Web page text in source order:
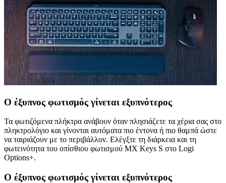
Ο έξυπνος φωτισμός γίνεται εξυπνότερος
Τα φωτιζόμενα πλήκτρα ανάβουν όταν πλησιάζετε τα χέρια σας στο
πληκτρολόγιο και γίνονται αυτόματα πιο έντονα ή πιο θαμπά ώστε
να ταιριάζουν με το περιβάλλον. Ελέγξτε τη διάρκεια και τη
φωτεινότητα του οπίσθιου φωτισμού MX Keys S στο Logi
Options+.
Ο έξυπνος φωτισμός γίνεται εξυπνότερος